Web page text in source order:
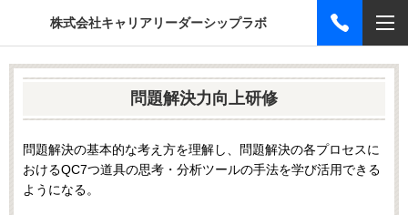
株式会社キャリアリーダーシップラボ
問題解決力向上研修
問題解決の基本的な考え方を理解し、問題解決の各プロセスに
おけるQC7つ道具の思考・分析ツールの手法を学び活用できる
ようになる。